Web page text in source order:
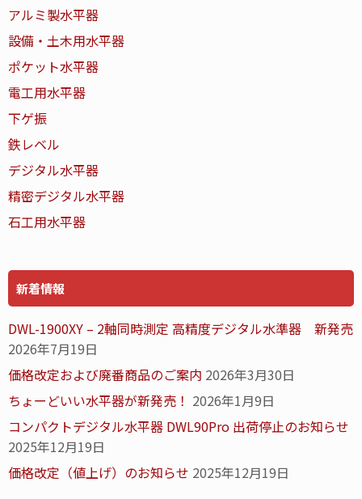
アルミ製水平器
設備・土木用水平器
ポケット水平器
電工用水平器
下ゲ振
鉄レベル
デジタル水平器
精密デジタル水平器
石工用水平器
新着情報
DWL-1900XY – 2軸同時測定 高精度デジタル水準器 新発売
2026年7月19日
価格改定および廃番商品のご案内 2026年3月30日
ちょーどいい水平器が新発売！ 2026年1月9日
コンパクトデジタル水平器 DWL90Pro 出荷停止のお知らせ
2025年12月19日
価格改定（値上げ）のお知らせ 2025年12月19日